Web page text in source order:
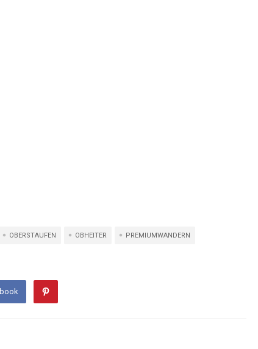
OBERSTAUFEN OBHEITER PREMIUMWANDERN